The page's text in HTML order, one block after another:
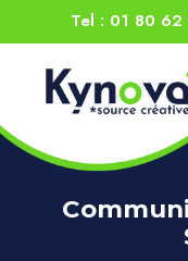
Tel : 01 80